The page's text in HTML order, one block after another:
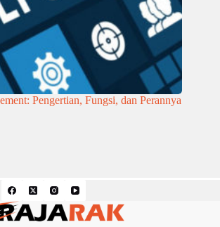
Pengertian, Fungsi, dan Perannya